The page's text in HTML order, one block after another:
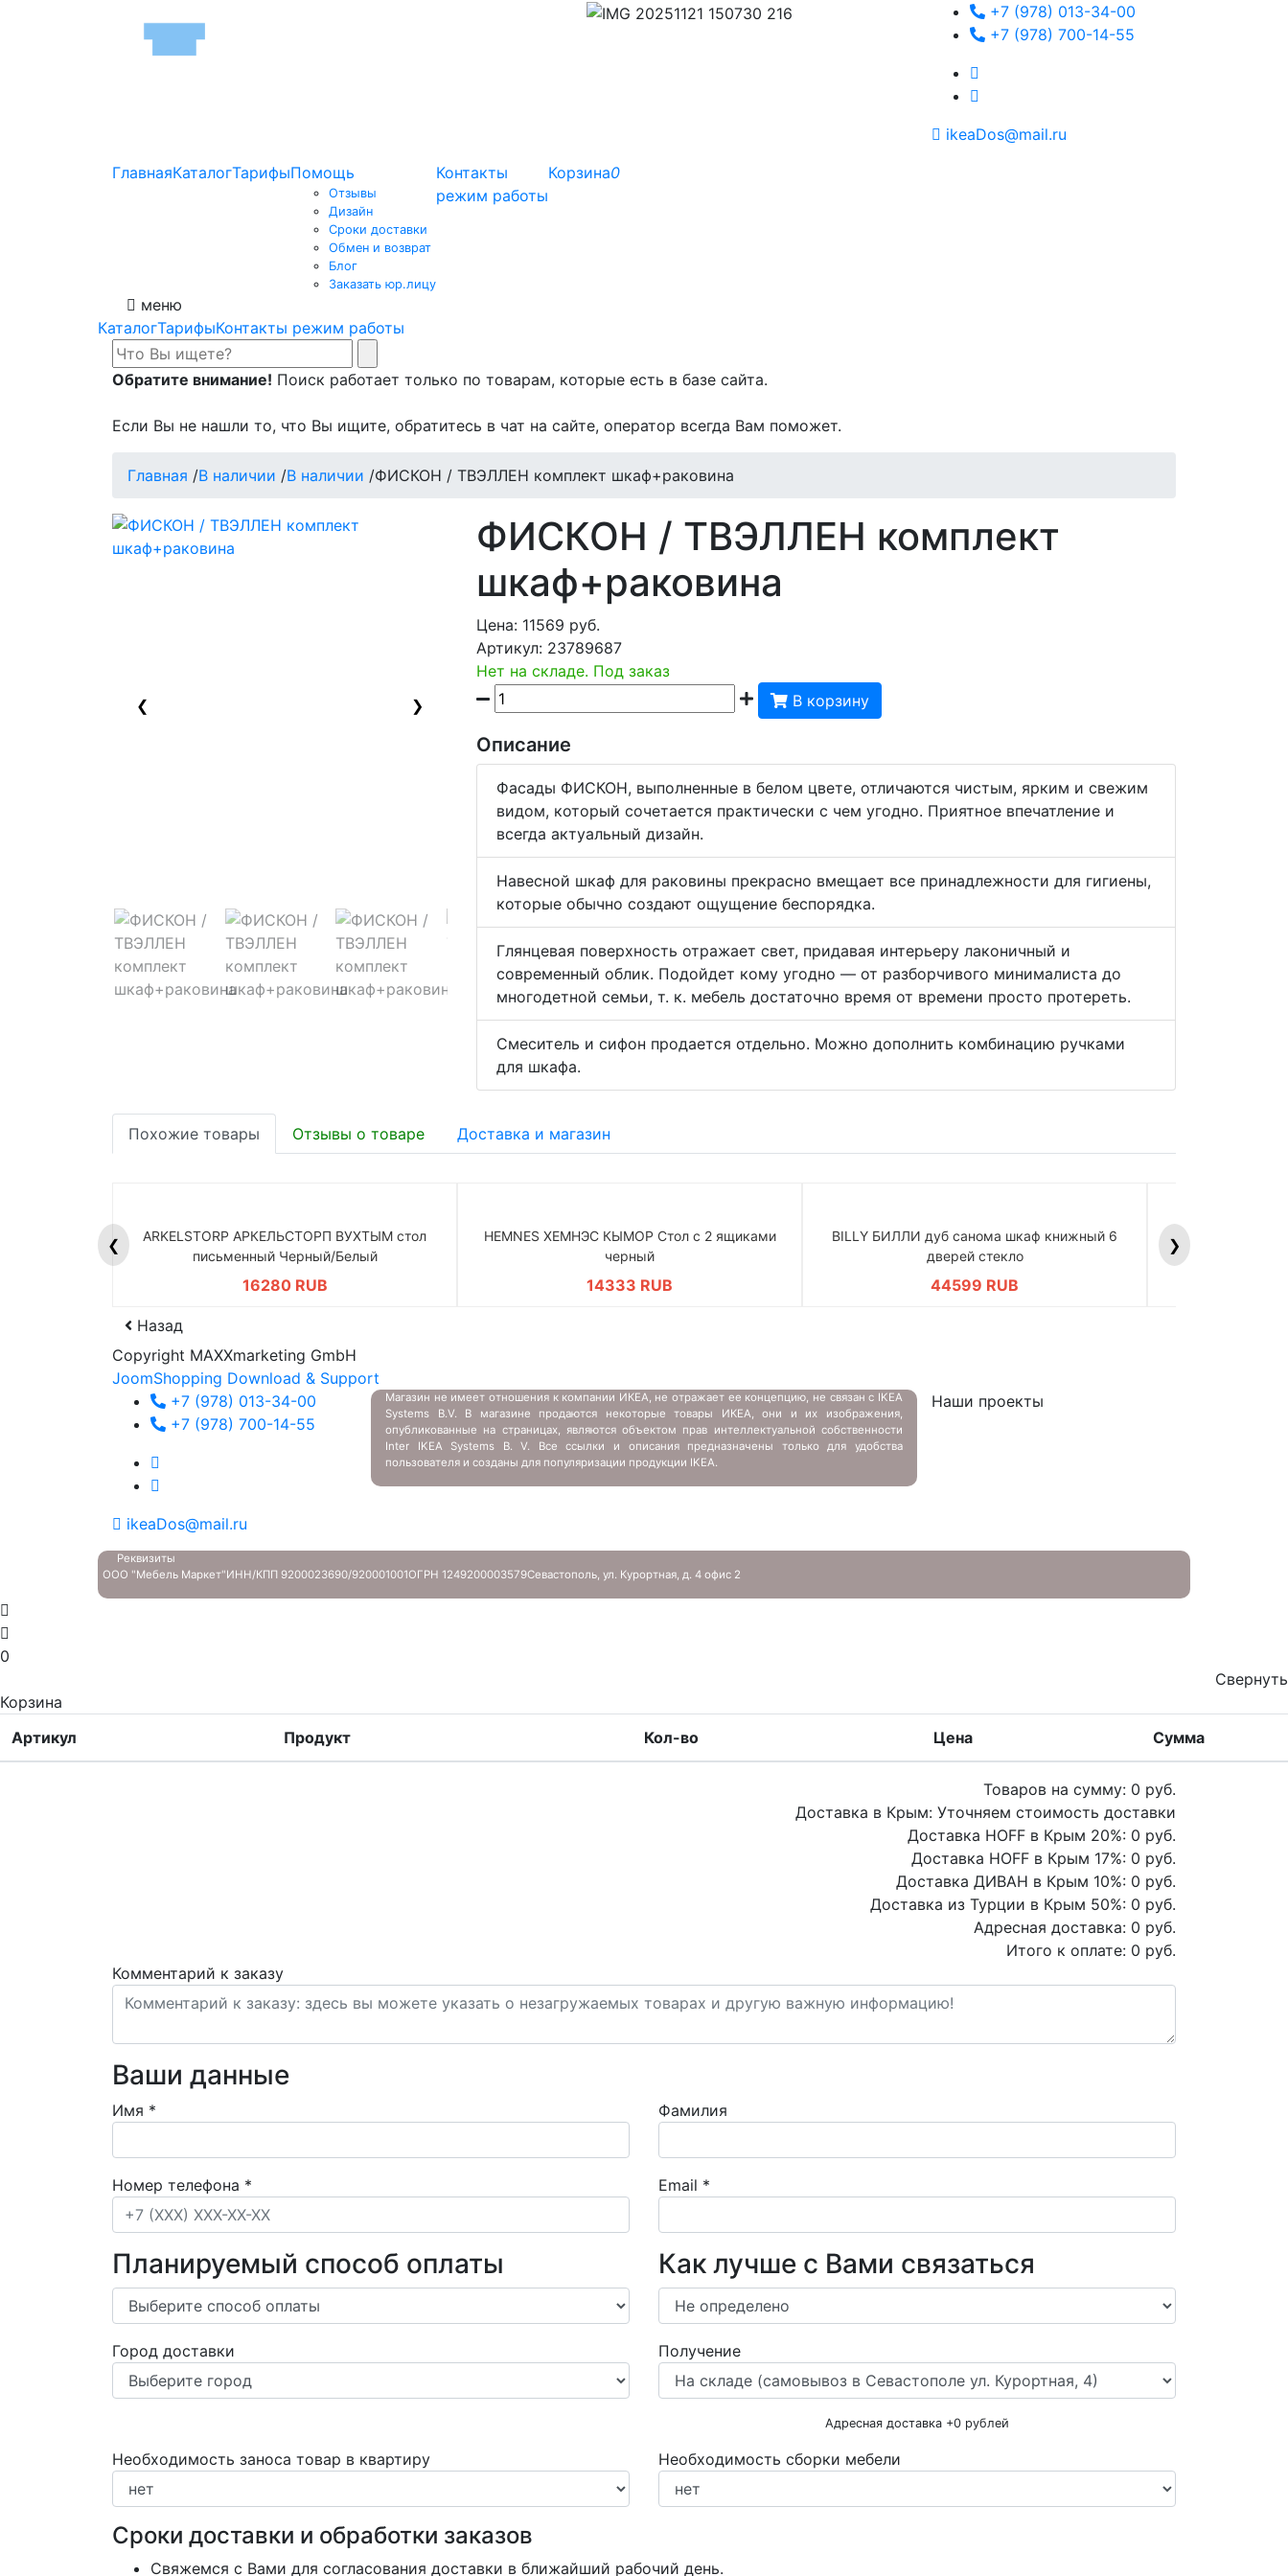
+7 (978) 013-34-00
+7 (978) 700-14-55
ikeaDos@mail.ru
ГлавнаяКаталогТарифыПомощь
Отзывы
Дизайн
Сроки доставки
Обмен и возврат
Блог
Заказать юр.лицу
Контакты
режим работы
Корзина0
меню
КаталогТарифыКонтакты режим работы
Обратите внимание! Поиск работает только по товарам, которые есть в базе сайта.
Если Вы не нашли то, что Вы ищите, обратитесь в чат на сайте, оператор всегда Вам поможет.
Главная /В наличии /В наличии /ФИСКОН / ТВЭЛЛЕН комплект шкаф+раковина
❮ ❯
ФИСКОН / ТВЭЛЛЕН комплект
шкаф+раковина
Цена: 11569 руб.
Артикул: 23789687
Нет на складе. Под заказ
В корзину
Описание
Фасады ФИСКОН, выполненные в белом цвете, отличаются чистым, ярким и свежим
видом, который сочетается практически с чем угодно. Приятное впечатление и
всегда актуальный дизайн.
Навесной шкаф для раковины прекрасно вмещает все принадлежности для гигиены,
которые обычно создают ощущение беспорядка.
Глянцевая поверхность отражает свет, придавая интерьеру лаконичный и
современный облик. Подойдет кому угодно — от разборчивого минималиста до
многодетной семьи, т. к. мебель достаточно время от времени просто протереть.
Смеситель и сифон продается отдельно. Можно дополнить комбинацию ручками
для шкафа.
Похожие товары Отзывы о товаре Доставка и магазин
❮
ARKELSTORP АРКЕЛЬСТОРП ВУХТЫМ стол
письменный Черный/Белый
16280 RUB
HEMNES ХЕМНЭС КЫМОР Стол c 2 ящиками
черный
14333 RUB
BILLY БИЛЛИ дуб санома шкаф книжный 6
дверей стекло
44599 RUB
BILLY БИЛЛИ
❯
Назад
Copyright MAXXmarketing GmbH
JoomShopping Download & Support
+7 (978) 013-34-00
+7 (978) 700-14-55
ikeaDos@mail.ru
Магазин не имеет отношения к компании ИКЕА, не отражает ее концепцию, не связан с IKEA
Systems B.V. В магазине продаются некоторые товары ИКЕА, они и их изображения,
опубликованные на страницах, являются объектом прав интеллектуальной собственности
Inter IKEA Systems B. V. Все ссылки и описания предназначены только для удобства
пользователя и созданы для популяризации продукции IKEA.
Наши проекты
Реквизиты
ООО "Мебель Маркет"ИНН/КПП 9200023690/920001001ОГРН 1249200003579Севастополь, ул. Курортная, д. 4 офис 2
0
Свернуть
Корзина
Артикул
Продукт Кол-во Цена Сумма
Товаров на сумму: 0 руб.
Доставка в Крым: Уточняем стоимость доставки
Доставка HOFF в Крым 20%: 0 руб.
Доставка HOFF в Крым 17%: 0 руб.
Доставка ДИВАН в Крым 10%: 0 руб.
Доставка из Турции в Крым 50%: 0 руб.
Адресная доставка: 0 руб.
Итого к оплате: 0 руб.
Комментарий к заказу
Ваши данные
Имя * Фамилия
Номер телефона * Email *
Планируемый способ оплаты Как лучше с Вами связаться
Город доставки Получение
Адресная доставка +0 рублей
Необходимость заноса товар в квартиру Необходимость сборки мебели
Сроки доставки и обработки заказов
Свяжемся с Вами для согласования доставки в ближайший рабочий день.